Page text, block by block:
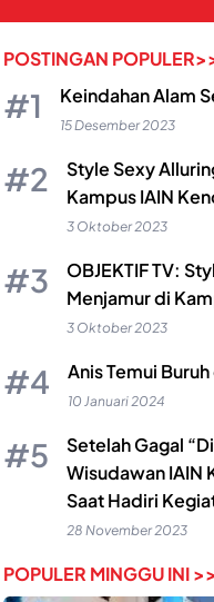
POSTINGAN
Keindahan Alam
15 Desember 2023
Style Sexy
Kampus IAIN
3 Oktober 2023
OBJEKTIF TV:
Menjamur di
3 Oktober 2023
Anis Temui
10 Januari 2024
Setelah Gagal
Wisudawan IAIN
Saat Hadiri
28 November 2023
POPULER MINGGU INI >>